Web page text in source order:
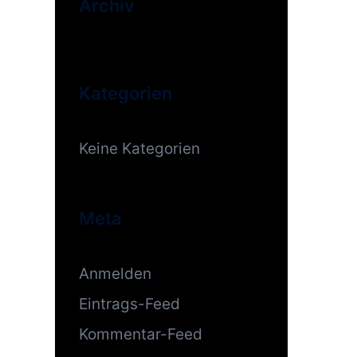
Archiv
Kategorien
Keine Kategorien
Meta
Anmelden
Eintrags-Feed
Kommentar-Feed